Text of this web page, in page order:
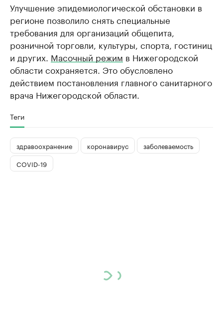
Улучшение эпидемиологической обстановки в
регионе позволило снять специальные
требования для организаций общепита,
розничной торговли, культуры, спорта, гостиниц
и других. Масочный режим в Нижегородской
области сохраняется. Это обусловлено
действием постановления главного санитарного
врача Нижегородской области.
Теги
здравоохранение коронавирус
заболеваемость
COVID-19